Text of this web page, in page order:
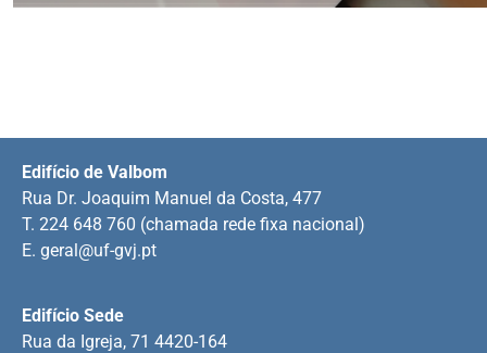
Edifício Sede
Rua da Igreja, 71 4420-164
Edifício de Valbom
Rua Dr. Joaquim Manuel da Costa, 477
T. 224 648 760 (chamada rede fixa nacional)
E. geral@uf-gvj.pt